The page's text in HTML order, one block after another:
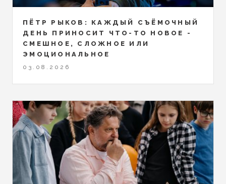
ПЁТР РЫКОВ: КАЖДЫЙ СЪЁМОЧНЫЙ
ДЕНЬ ПРИНОСИТ ЧТО-ТО НОВОЕ -
СМЕШНОЕ, СЛОЖНОЕ ИЛИ
ЭМОЦИОНАЛЬНОЕ
03.08.2026